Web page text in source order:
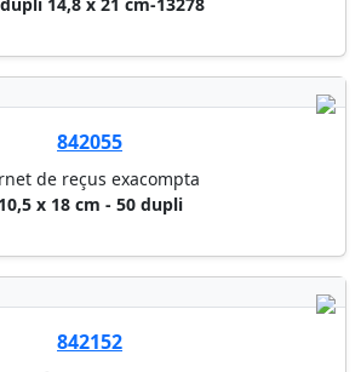
842015
de caisse exacompta
21 x 29,7 cm 23550
842100
842110